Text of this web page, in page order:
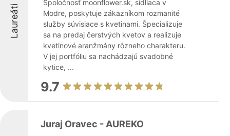
Laureáti
Spoločnosť moonflower.sk, sídliaca v
Modre, poskytuje zákazníkom rozmanité
služby súvisiace s kvetinami. Špecializuje
sa na predaj čerstvých kvetov a realizuje
kvetinové aranžmány rôzneho charakteru.
V jej portfóliu sa nachádzajú svadobné
kytice, ...
9.7
Juraj Oravec - AUREKO